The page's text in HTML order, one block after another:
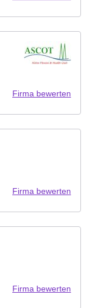
Firma bewerten
Firma bewerten
Firma bewerten